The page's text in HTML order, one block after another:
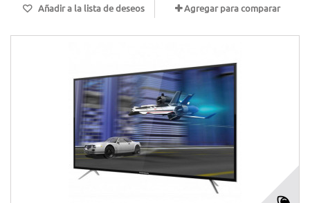
Añadir a la lista de deseos Agregar para comparar